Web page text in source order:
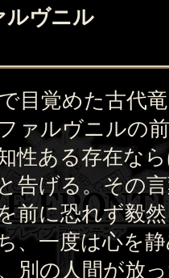
ルヴニル
目覚めた古代
ァルヴニルの
性ある存在な
告げる。その
前に恐れず毅
、一度は心を
別の人間が放